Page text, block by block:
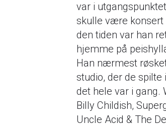
var i
skulle være konsert
den tiden var han
hjemme på
Han nærmest
studio, der de spilte
det hele var i gang.
Billy Childish,
Uncle Acid & The